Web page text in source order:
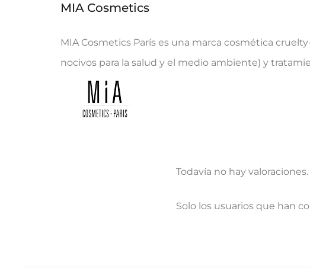
MIA Cosmetics
MIA Cosmetics París es una marca cosmética
nocivos para la salud y el medio ambiente) y
V
Todavía no hay valoraciones.
Solo los usuarios que han